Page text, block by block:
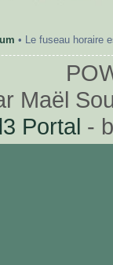
• Le fuseau horaire
Maël
Portal -